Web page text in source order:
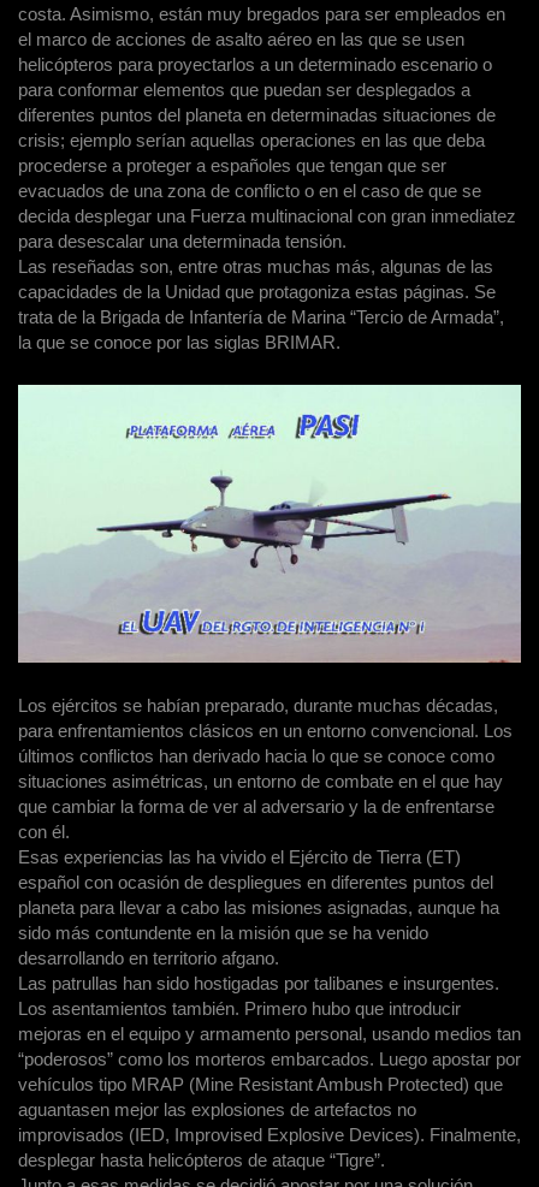
costa. Asimismo, están muy bregados para ser empleados en
el marco de acciones de asalto aéreo en las que se usen
helicópteros para proyectarlos a un determinado escenario o
para conformar elementos que puedan ser desplegados a
diferentes puntos del planeta en determinadas situaciones de
crisis; ejemplo serían aquellas operaciones en las que deba
procederse a proteger a españoles que tengan que ser
evacuados de una zona de conflicto o en el caso de que se
decida desplegar una Fuerza multinacional con gran inmediatez
para desescalar una determinada tensión.
Las reseñadas son, entre otras muchas más, algunas de las
capacidades de la Unidad que protagoniza estas páginas. Se
trata de la Brigada de Infantería de Marina “Tercio de Armada”,
la que se conoce por las siglas BRIMAR.
Los ejércitos se habían preparado, durante muchas décadas,
para enfrentamientos clásicos en un entorno convencional. Los
últimos conflictos han derivado hacia lo que se conoce como
situaciones asimétricas, un entorno de combate en el que hay
que cambiar la forma de ver al adversario y la de enfrentarse
con él.
Esas experiencias las ha vivido el Ejército de Tierra (ET)
español con ocasión de despliegues en diferentes puntos del
planeta para llevar a cabo las misiones asignadas, aunque ha
sido más contundente en la misión que se ha venido
desarrollando en territorio afgano.
Las patrullas han sido hostigadas por talibanes e insurgentes.
Los asentamientos también. Primero hubo que introducir
mejoras en el equipo y armamento personal, usando medios tan
“poderosos” como los morteros embarcados. Luego apostar por
vehículos tipo MRAP (Mine Resistant Ambush Protected) que
aguantasen mejor las explosiones de artefactos no
improvisados (IED, Improvised Explosive Devices). Finalmente,
desplegar hasta helicópteros de ataque “Tigre”.